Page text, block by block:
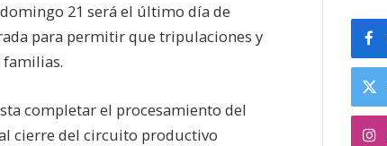
21 será el último día de
para permitir que tripulaciones y
familias.
completar el procesamiento del
cierre del circuito productivo